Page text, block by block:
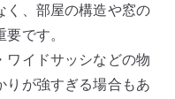
く、部屋の構造や窓の
です。
ワイドサッシなどの物
りが強すぎる場合もあ